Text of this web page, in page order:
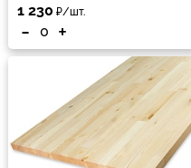
1 230 ₽/шт.
- +